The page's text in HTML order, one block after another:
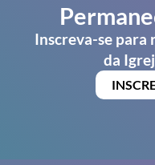
Inscreva-se para
da